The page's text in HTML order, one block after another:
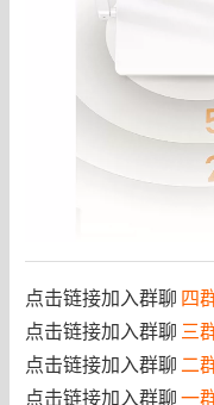
点击链接加入群聊 四
点击链接加入群聊 三
点击链接加入群聊 二
点击链接加入群聊 一